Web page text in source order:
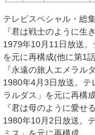
テレビスペシャル・総
『君は戦士のように生
1979年10月11日放送。
を元に再構成(他に第1
『永遠の旅人エメラルダ
1980年4月3日放送。テ
ラルダス」を元に再構成
『君は母のように愛せ
1980年10月2日放送。